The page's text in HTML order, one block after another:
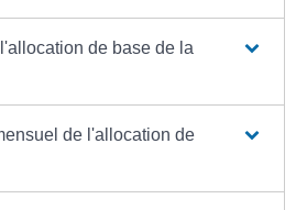
de base de la
de l'allocation de